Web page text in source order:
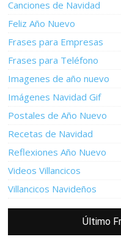
Canciones de Navidad
Feliz Año Nuevo
Frases para Empresas
Frases para Teléfono
Imagenes de año nuevo
Imágenes Navidad Gif
Postales de Año Nuevo
Recetas de Navidad
Reflexiones Año Nuevo
Videos Villancicos
Villancicos Navideños
Último